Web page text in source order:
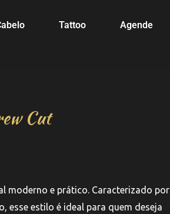
Tattoo Agende
Cut
moderno e prático. Caracterizado por
esse estilo é ideal para quem deseja